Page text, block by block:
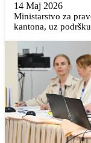
14 Maj 2026
Ministarstvo za
kantona, uz